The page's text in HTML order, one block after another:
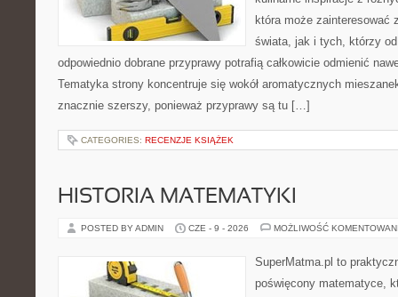
która może zainteresować
świata, jak i tych, którzy
odpowiednio dobrane przyprawy potrafią całkowicie odmienić
Tematyka strony koncentruje się wokół aromatycznych
znacznie szerszy, ponieważ przyprawy są tu […]
CATEGORIES: RECENZJE KSIĄŻEK
HISTORIA MATEMATYKI
POSTED BY ADMIN CZE - 9 - 2026 MOŻLIWOŚĆ
SuperMatma.pl to
poświęcony matematyce,